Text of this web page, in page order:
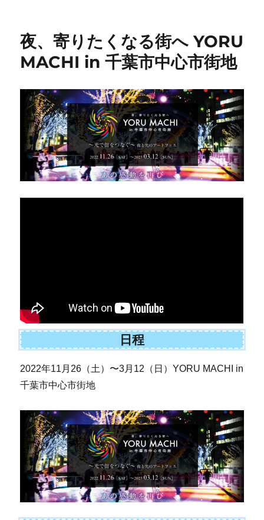
夜、寄りたくなる街へ YORU
MACHI in 千葉市中心市街地
日程
2022年11月26（土）〜3月12（日）YORU MACHI in
千葉市中心市街地